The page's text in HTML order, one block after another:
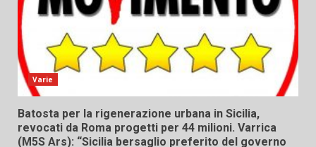
Varie
Batosta per la rigenerazione urbana in Sicilia,
revocati da Roma progetti per 44 milioni. Varrica
(M5S Ars): “Sicilia bersaglio preferito del governo